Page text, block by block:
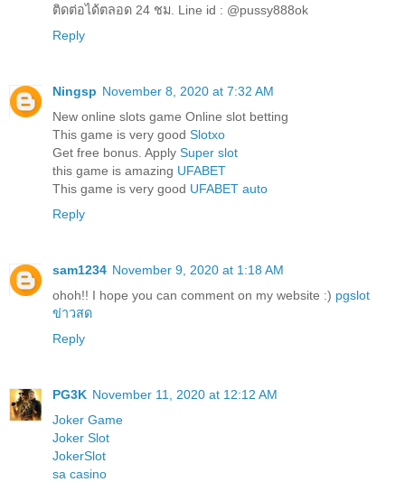
ติดต่อได้ตลอด 24 ชม. Line id : @pussy888ok
Reply
Ningsp November 8, 2020 at 7:32 AM
New online slots game Online slot betting
This game is very good Slotxo
Get free bonus. Apply Super slot
this game is amazing UFABET
This game is very good UFABET auto
Reply
sam1234 November 9, 2020 at 1:18 AM
ohoh!! I hope you can comment on my website :) pgslot
ข่าวสด
Reply
PG3K November 11, 2020 at 12:12 AM
Joker Game
Joker Slot
JokerSlot
sa casino